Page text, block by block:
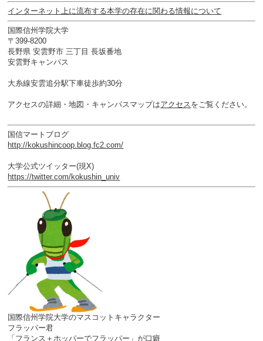
インターネット上に流布する本学の存在に関わる情報について
国際信州学院大学
〒399-8200
長野県 安雲野市 三丁目 長坂番地
安雲野キャンパス
大糸線安雲追分駅下車徒歩約30分
アクセスの詳細・地図・キャンパスマップはアクセスをご覧ください。
国信マートブログ
http://kokushincoop.blog.fc2.com/
大学公式ツイッター(現X)
https://twitter.com/kokushin_univ
国際信州学院大学のマスコットキャラクター
フラッパー君
「フランス＋ホッパーでフラッパー」が口癖